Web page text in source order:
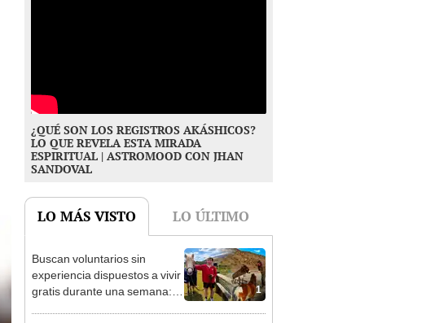
¿QUÉ SON LOS REGISTROS AKÁSHICOS?
LO QUE REVELA ESTA MIRADA
ESPIRITUAL | ASTROMOOD CON JHAN
SANDOVAL
LO MÁS VISTO LO ÚLTIMO
1
Buscan voluntarios sin
experiencia dispuestos a vivir
gratis durante una semana: